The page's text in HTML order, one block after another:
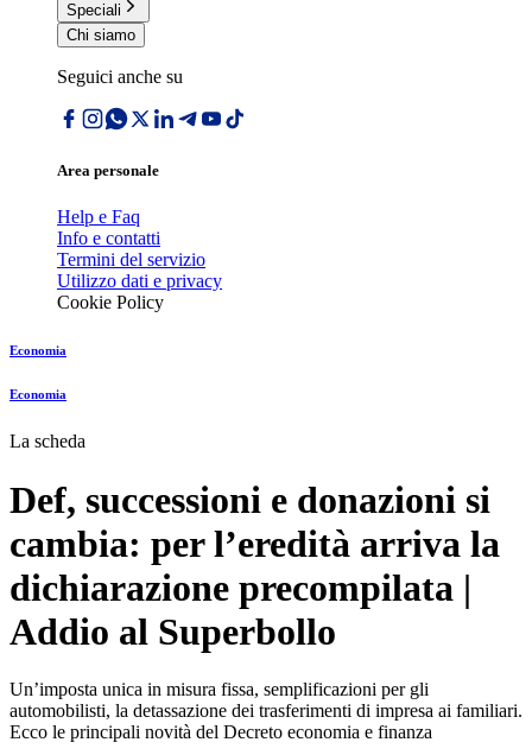
Speciali
Chi siamo
Seguici anche su
Area personale
Help e Faq
Info e contatti
Termini del servizio
Utilizzo dati e privacy
Cookie Policy
Economia
Economia
La scheda
Def, successioni e donazioni si
cambia: per l’eredità arriva la
dichiarazione precompilata |
Addio al Superbollo
Un’imposta unica in misura fissa, semplificazioni per gli
automobilisti, la detassazione dei trasferimenti di impresa ai familiari.
Ecco le principali novità del Decreto economia e finanza